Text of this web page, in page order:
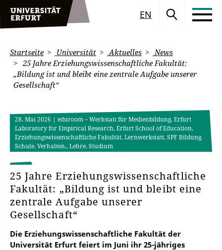
EN
Startseite Universität Aktuelles
News
25 Jahre Erziehungswissenschaftliche Fakultät:
„Bildung ist und bleibt eine zentrale Aufgabe unserer
Gesellschaft“
28. Mai 2026 | eduroom – Werkstatt für Medienbildung, Erfurt
Laboratory for Empirical Research, Erfurt School of Education,
Erziehungswissenschaftliche Fakultät, Lernwerkstatt, SPF Bildung.
Schule. Verhalten., Lehre, Studium
25 Jahre Erziehungswissenschaftliche
Fakultät: „Bildung ist und bleibt eine
zentrale Aufgabe unserer
Gesellschaft“
Die Erziehungswissenschaftliche Fakultät der
Universität Erfurt feiert im Juni ihr 25-jähriges